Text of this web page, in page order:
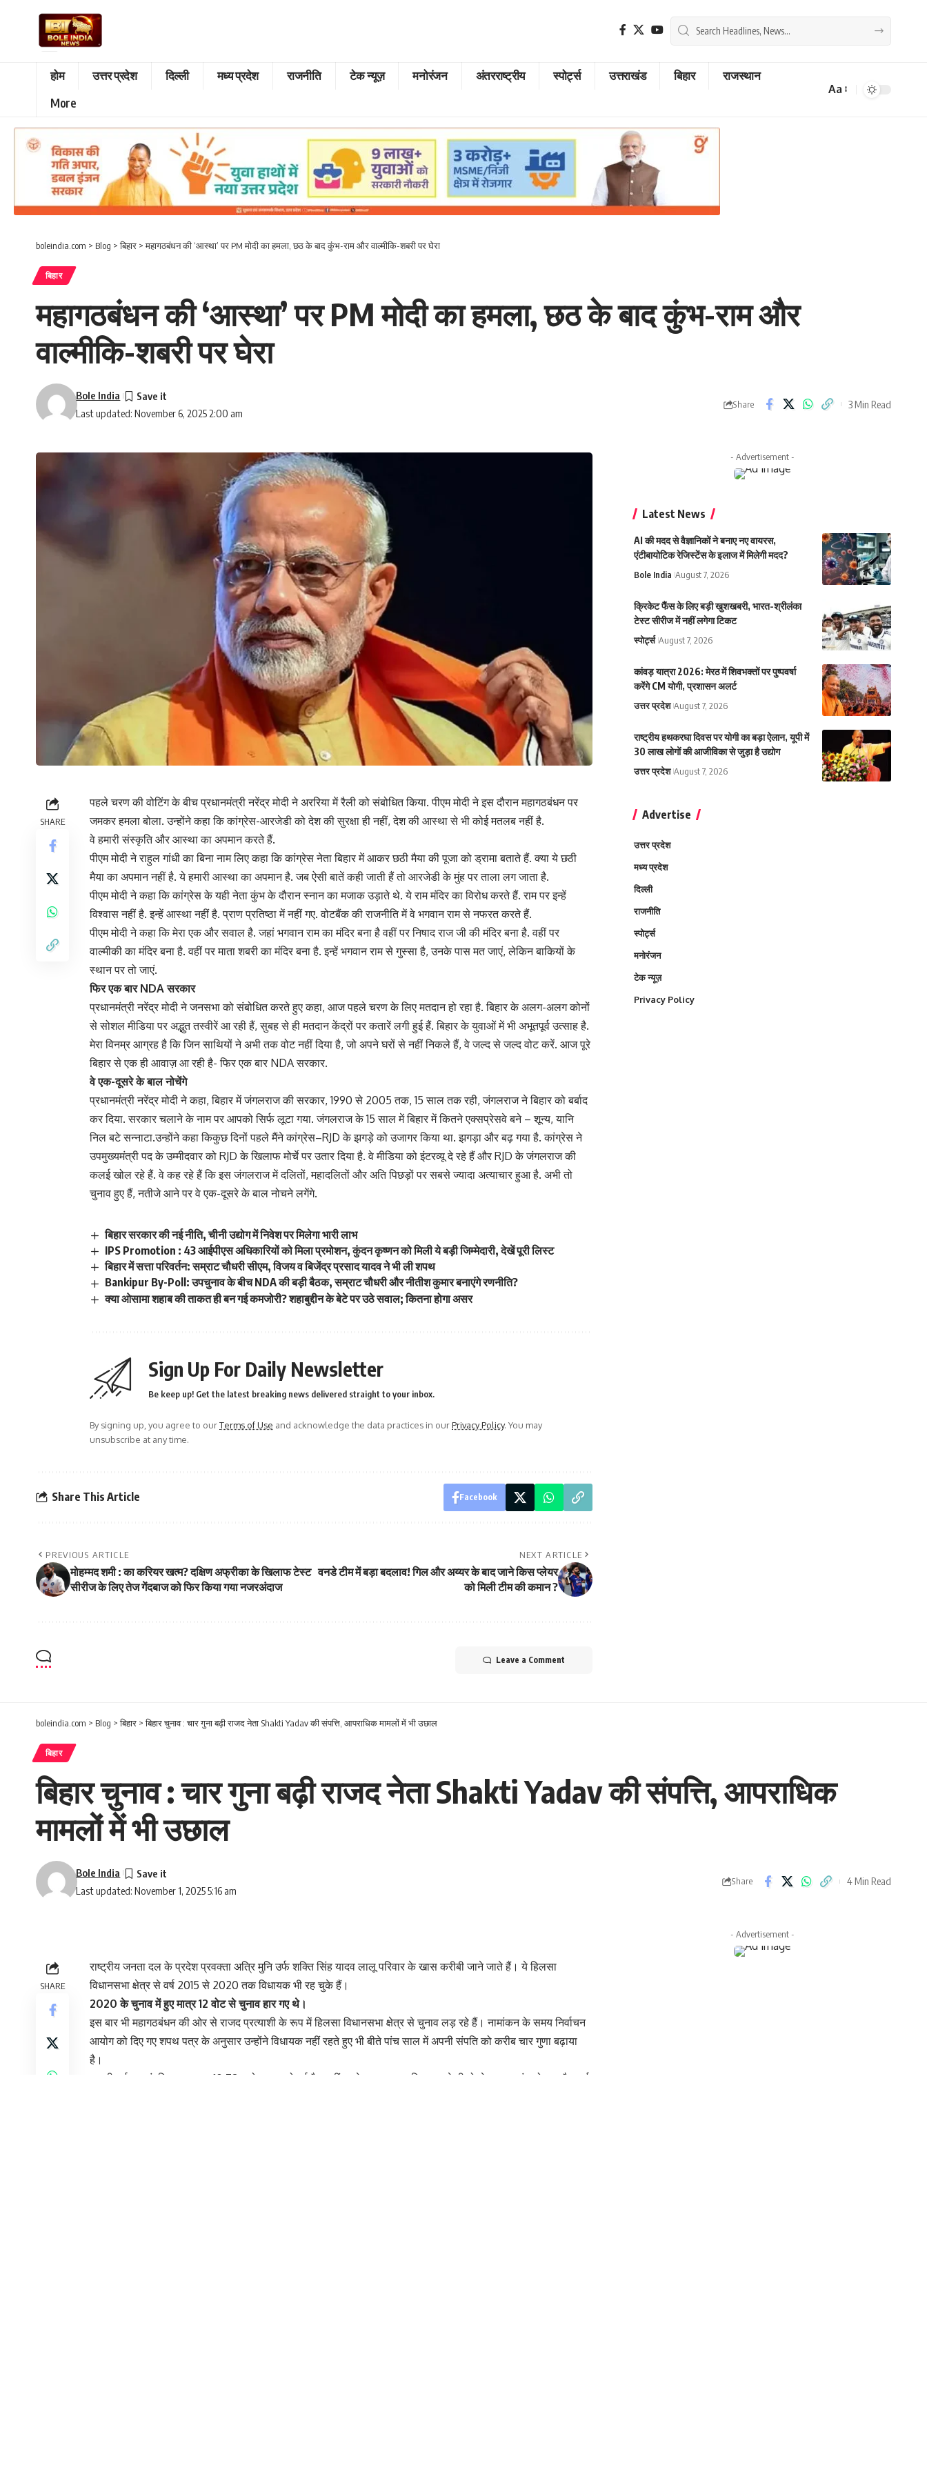
होम उत्तर प्रदेश दिल्ली मध्य प्रदेश राजनीति टेक न्यूज़ मनोरंजन अंतरराष्ट्रीय स्पोर्ट्स उत्तराखंड बिहार
राजस्थान
More
Font
Aa
boleindia.com > Blog >बिहार >महागठबंधन की ‘आस्था’ पर PM मोदी का हमला, छठ के बाद कुंभ-राम और वाल्मीकि-शबरी पर घेरा
बिहार
महागठबंधन की ‘आस्था’ पर PM मोदी का हमला, छठ के बाद कुंभ-राम और
वाल्मीकि-शबरी पर घेरा
Last updated: November 6, 2025 2:00 am
Bole India
Share 3 Min Read
SHARE
पहले चरण की वोटिंग के बीच प्रधानमंत्री नरेंद्र मोदी ने अररिया में रैली को संबोधित किया. पीएम मोदी ने इस दौरान महागठबंधन पर
जमकर हमला बोला. उन्होंने कहा कि कांग्रेस-आरजेडी को देश की सुरक्षा ही नहीं, देश की आस्था से भी कोई मतलब नहीं है.
वे हमारी संस्कृति और आस्था का अपमान करते हैं.
पीएम मोदी ने राहुल गांधी का बिना नाम लिए कहा कि कांग्रेस नेता बिहार में आकर छठी मैया की पूजा को ड्रामा बताते हैं. क्या ये छठी
मैया का अपमान नहीं है. ये हमारी आस्था का अपमान है. जब ऐसी बातें कही जाती हैं तो आरजेडी के मुंह पर ताला लग जाता है.
पीएम मोदी ने कहा कि कांग्रेस के यही नेता कुंभ के दौरान स्नान का मजाक उड़ाते थे. ये राम मंदिर का विरोध करते हैं. राम पर इन्हें
विश्वास नहीं है. इन्हें आस्था नहीं है. प्राण प्रतिष्ठा में नहीं गए. वोटबैंक की राजनीति में वे भगवान राम से नफरत करते हैं.
पीएम मोदी ने कहा कि मेरा एक और सवाल है. जहां भगवान राम का मंदिर बना है वहीं पर निषाद राज जी की मंदिर बना है. वहीं पर
वाल्मीकी का मंदिर बना है. वहीं पर माता शबरी का मंदिर बना है. इन्हें भगवान राम से गुस्सा है, उनके पास मत जाएं, लेकिन बाकियों के
स्थान पर तो जाएं.
फिर एक बार NDA सरकार
प्रधानमंत्री नरेंद्र मोदी ने जनसभा को संबोधित करते हुए कहा, आज पहले चरण के लिए मतदान हो रहा है. बिहार के अलग-अलग कोनों
से सोशल मीडिया पर अद्भुत तस्वीरें आ रही हैं, सुबह से ही मतदान केंद्रों पर कतारें लगी हुई हैं. बिहार के युवाओं में भी अभूतपूर्व उत्साह है.
मेरा विनम्र आग्रह है कि जिन साथियों ने अभी तक वोट नहीं दिया है, जो अपने घरों से नहीं निकले हैं, वे जल्द से जल्द वोट करें. आज पूरे
बिहार से एक ही आवाज़ आ रही है- फिर एक बार NDA सरकार.
वे एक-दूसरे के बाल नोचेंगे
प्रधानमंत्री नरेंद्र मोदी ने कहा, बिहार में जंगलराज की सरकार, 1990 से 2005 तक, 15 साल तक रही, जंगलराज ने बिहार को बर्बाद
कर दिया. सरकार चलाने के नाम पर आपको सिर्फ लूटा गया. जंगलराज के 15 साल में बिहार में कितने एक्सप्रेसवे बने – शून्य, यानि
निल बटे सन्नाटा.उन्होंने कहा किकुछ दिनों पहले मैंने कांग्रेस–RJD के झगड़े को उजागर किया था. झगड़ा और बढ़ गया है. कांग्रेस ने
उपमुख्यमंत्री पद के उम्मीदवार को RJD के खिलाफ मोर्चे पर उतार दिया है. वे मीडिया को इंटरव्यू दे रहे हैं और RJD के जंगलराज की
कलई खोल रहे हैं. वे कह रहे हैं कि इस जंगलराज में दलितों, महादलितों और अति पिछड़ों पर सबसे ज्यादा अत्याचार हुआ है. अभी तो
चुनाव हुए हैं, नतीजे आने पर वे एक-दूसरे के बाल नोचने लगेंगे.
बिहार सरकार की नई नीति, चीनी उद्योग में निवेश पर मिलेगा भारी लाभ
IPS Promotion : 43 आईपीएस अधिकारियों को मिला प्रमोशन, कुंदन कृष्णन को मिली ये बड़ी जिम्मेदारी, देखें पूरी लिस्ट
बिहार में सत्ता परिवर्तन: सम्राट चौधरी सीएम, विजय व बिजेंद्र प्रसाद यादव ने भी ली शपथ
Bankipur By-Poll: उपचुनाव के बीच NDA की बड़ी बैठक, सम्राट चौधरी और नीतीश कुमार बनाएंगे रणनीति?
क्या ओसामा शहाब की ताकत ही बन गई कमजोरी? शहाबुद्दीन के बेटे पर उठे सवाल; कितना होगा असर
Sign Up For Daily Newsletter
Be keep up! Get the latest breaking news delivered straight to your inbox.
By signing up, you agree to ourTerms of Use and acknowledge the data practices in ourPrivacy Policy. You may
unsubscribe at any time.
Share This Article Facebook
PREVIOUS ARTICLE
मोहम्मद शमी : का करियर खत्‍म? दक्षिण अफ्रीका के खिलाफ टेस्‍ट
सीरीज के लिए तेज गेंदबाज को फिर किया गया नजरअंदाज
NEXT ARTICLE
वनडे टीम में बड़ा बदलाव! गिल और अय्यर के बाद जाने किस प्लेयर
को मिली टीम की कमान ?
Leave a Comment
- Advertisement -
Latest News
AI की मदद से वैज्ञानिकों ने बनाए नए वायरस,
एंटीबायोटिक रेजिस्टेंस के इलाज में मिलेगी मदद?
Bole India August 7, 2026
क्रिकेट फैंस के लिए बड़ी खुशखबरी, भारत-श्रीलंका
टेस्ट सीरीज में नहीं लगेगा टिकट
स्पोर्ट्स August 7, 2026
कांवड़ यात्रा 2026: मेरठ में शिवभक्तों पर पुष्पवर्षा
करेंगे CM योगी, प्रशासन अलर्ट
उत्तर प्रदेश August 7, 2026
राष्ट्रीय हथकरघा दिवस पर योगी का बड़ा ऐलान, यूपी में
30 लाख लोगों की आजीविका से जुड़ा है उद्योग
उत्तर प्रदेश August 7, 2026
Advertise
उत्तर प्रदेश
मध्य प्रदेश
दिल्ली
राजनीति
स्पोर्ट्स
मनोरंजन
टेक न्यूज़
Privacy Policy
boleindia.com > Blog >बिहार >बिहार चुनाव : चार गुना बढ़ी राजद नेता Shakti Yadav की संपत्ति, आपराधिक मामलों में भी उछाल
बिहार
बिहार चुनाव : चार गुना बढ़ी राजद नेता Shakti Yadav की संपत्ति, आपराधिक
मामलों में भी उछाल
Last updated: November 1, 2025 5:16 am
Bole India
Share 4 Min Read
- Advertisement -